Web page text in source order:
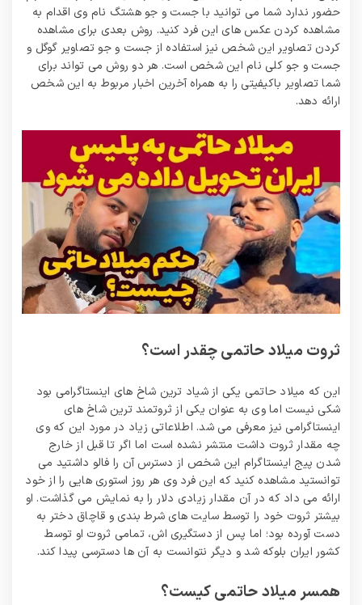
حضور ندارد شما می توانید با جست و جو هشتگ نام وی اقدام به
مشاهده کردن عکس های این فرد کنید. روش بعدی برای مشاهده
کردن تصاویر این شخص نیز استفاده از جست و جو تصاویر گوگل و
جست و جو کلی نام این شخص است. هر دو روش می تواند برای
شما تصاویر باکیفیتی را به همراه آخرین اخبار مربوط به این شخص
ارائه دهد.
ثروت میلاد حاتمی چقدر است؟
این که میلاد حاتمی یکی از شیاد ترین شاخ های اینستاگرامی بود
شکی نیست اما وی به عنوان یکی از ثروتمند ترین شاخ های
اینستاگرامی نیز معرفی می شد. اطلاعاتی زیاد در مورد این که وی
چه مقدار ثروت داشت منتشر نشده است اما اگر تا قبل از خارج
شدن پیج اینستاگرام این شخص از دسترس آن را فالو داشتید می
توانستید مشاهده کنید که این فرد وی هر روز استوری هایی را از خود
ارائه می داد که در آن مقدار زیادی دلار را به نمایش می گذاشت. او
بیشتر ثروت خود را توسط سایت های شرط بندی و قاچاق دختر به
دست آورده بود؛ اما پس از دستگیری اش، تمامی ثروت او توسط
کشور ایران بلوکه شد و دیگر نتوانست به آن ها دسترسی پیدا کند.
همسر میلاد حاتمی کیست؟